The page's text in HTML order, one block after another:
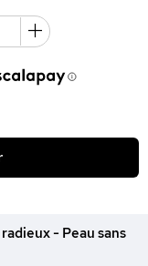
- Peau sans